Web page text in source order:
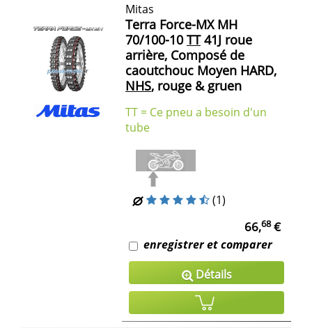
Mitas
Terra Force-MX MH
70/100-10 TT41J roue
arrière, Composé de
caoutchouc Moyen HARD,
NHS, rouge & gruen
TT = Ce pneu a besoin d'un
tube
(1)
66,68€
enregistrer et comparer
Détails